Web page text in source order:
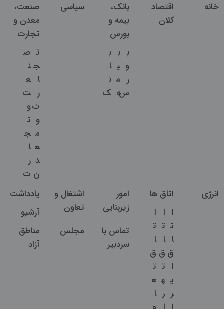
خانه
اقتصاد
کلان
بانک،
بیمه و
بورس
ب
و
ر
س
ب
ی
م
ه
ب
ا
ن
ک
سیاسی
صنعت،
معدن و
تجارت
ت
ج
ا
ر
ت
و
م
ع
د
ن
ص
ن
ع
ت
و
ت
ج
ا
ر
ت
انرژی
اتاق ها
ا
ت
ا
ق
ا
ی
ر
ا
ت
ا
ق
ت
ه
ر
ا
ت
ا
ق
ت
ع
ا
امور
زیربنایی
اشتغال و
تعاون
یادداشت
آرشیو
تماس با
سردبیر
مجلس
مناطق
آزاد